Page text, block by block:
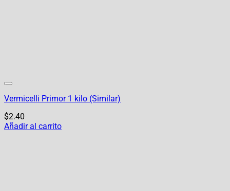
Vermicelli Primor 1 kilo (Similar)
$2.40
Añadir al carrito